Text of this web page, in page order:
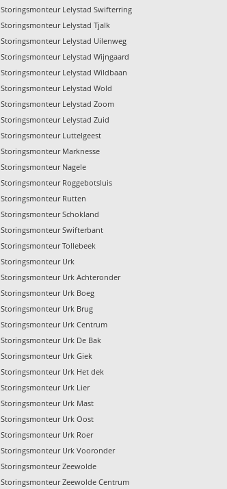
Storingsmonteur Lelystad Swifterring
Storingsmonteur Lelystad Tjalk
Storingsmonteur Lelystad Uilenweg
Storingsmonteur Lelystad Wijngaard
Storingsmonteur Lelystad Wildbaan
Storingsmonteur Lelystad Wold
Storingsmonteur Lelystad Zoom
Storingsmonteur Lelystad Zuid
Storingsmonteur Luttelgeest
Storingsmonteur Marknesse
Storingsmonteur Nagele
Storingsmonteur Roggebotsluis
Storingsmonteur Rutten
Storingsmonteur Schokland
Storingsmonteur Swifterbant
Storingsmonteur Tollebeek
Storingsmonteur Urk
Storingsmonteur Urk Achteronder
Storingsmonteur Urk Boeg
Storingsmonteur Urk Brug
Storingsmonteur Urk Centrum
Storingsmonteur Urk De Bak
Storingsmonteur Urk Giek
Storingsmonteur Urk Het dek
Storingsmonteur Urk Lier
Storingsmonteur Urk Mast
Storingsmonteur Urk Oost
Storingsmonteur Urk Roer
Storingsmonteur Urk Vooronder
Storingsmonteur Zeewolde
Storingsmonteur Zeewolde Centrum